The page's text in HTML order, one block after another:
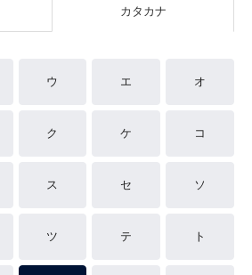
カタカナ
ウ エ オ
ク ケ コ
ス セ ソ
ツ テ ト